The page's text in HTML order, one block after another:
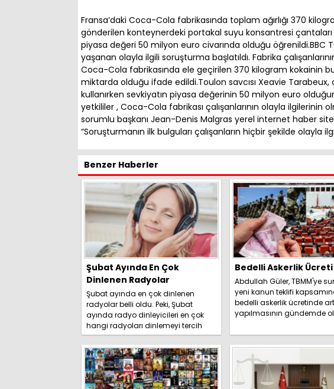
Fransa’daki Coca-Cola fabrikasında toplam ağırlığı 370
gönderilen konteynerdeki portakal suyu konsantresi
piyasa değeri 50 milyon euro civarında olduğu öğrenildi.BBC
yaşanan olayla ilgili soruşturma başlatıldı. Fabrika
Coca-Cola fabrikasında ele geçirilen 370 kilogram kokainin
miktarda olduğu ifade edildi.Toulon savcısı Xeavie Tarabeux,
kullanırken sevkiyatın piyasa değerinin 50 milyon euro
yetkililer , Coca-Cola fabrikası çalışanlarının olayla ilgilerinin
sorumlu başkanı Jean-Denis Malgras yerel internet haber
“Soruşturmanın ilk bulguları çalışanların hiçbir şekilde olayla
Benzer Haberler
Şubat Ayında En Çok
Dinlenen Radyolar
Şubat ayında en çok dinlenen
radyolar belli oldu. Peki, Şubat
ayında radyo dinleyicileri en çok
hangi radyoları dinlemeyi tercih
etti? İşte detaylar.....
Bedelli Askerlik Ücreti
Abdullah Güler, TBMM'ye
yeni kanun teklifi
bedelli askerlik ücretinde
yapılmasının gündemde